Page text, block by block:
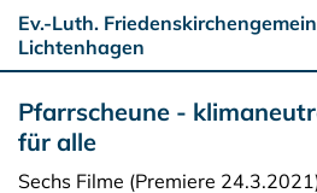
Ev.-Luth.
Lichtenhagen
Pfarrscheune -
für alle
Sechs Filme (Premiere